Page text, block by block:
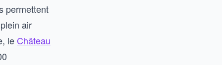
permettent
air
le Château